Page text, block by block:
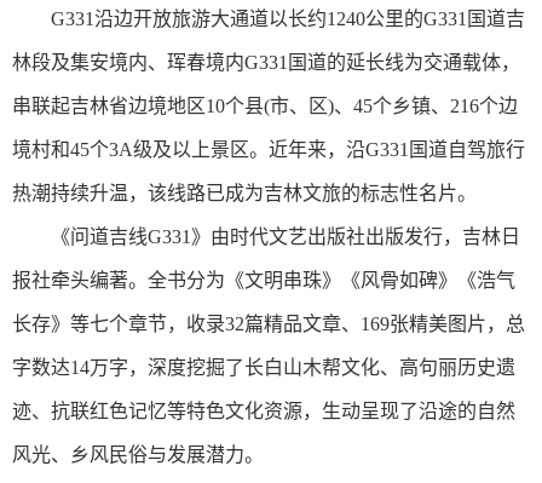
G331沿边开放旅游大通道以长约1240公里的G331国道吉
林段及集安境内、珲春境内G331国道的延长线为交通载体，
串联起吉林省边境地区10个县(市、区)、45个乡镇、216个边
境村和45个3A级及以上景区。近年来，沿G331国道自驾旅行
热潮持续升温，该线路已成为吉林文旅的标志性名片。
《问道吉线G331》由时代文艺出版社出版发行，吉林日
报社牵头编著。全书分为《文明串珠》《风骨如碑》《浩气
长存》等七个章节，收录32篇精品文章、169张精美图片，总
字数达14万字，深度挖掘了长白山木帮文化、高句丽历史遗
迹、抗联红色记忆等特色文化资源，生动呈现了沿途的自然
风光、乡风民俗与发展潜力。